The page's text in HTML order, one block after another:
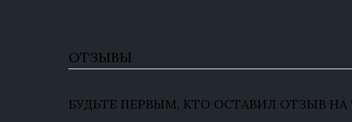
ОТЗЫВЫ
БУДЬТЕ ПЕРВЫМ, КТО ОСТАВИЛ ОТЗЫВ НА